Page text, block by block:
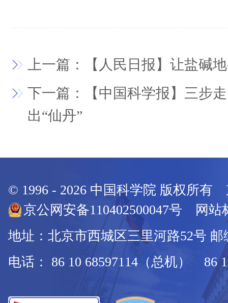
上一篇：【人民日报】让盐碱
下一篇：【中国科学报】三步
出“仙丹”
© 1996 - 2026 中国科学院 版权所有
京公网安备110402500047号 网站
地址：北京市西城区三里河路52号 邮
电话： 86 10 68597114（总机） 86